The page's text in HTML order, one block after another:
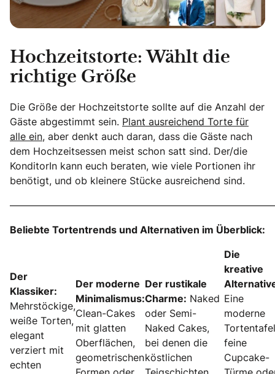
Hochzeitstorte: Wählt die
richtige Größe
Die Größe der Hochzeitstorte sollte auf die Anzahl der
Gäste abgestimmt sein. Plant ausreichend Torte für
alle ein, aber denkt auch daran, dass die Gäste nach
dem Hochzeitsessen meist schon satt sind. Der/die
KonditorIn kann euch beraten, wie viele Portionen ihr
benötigt, und ob kleinere Stücke ausreichend sind.
Beliebte Tortentrends und Alternativen im Überblick:
Der
Klassiker:
Mehrstöckige,
weiße Torten,
elegant
verziert mit
echten
Der moderne
Minimalismus:
Clean-Cakes
mit glatten
Oberflächen,
geometrischen
Der rustikale
Charme: Naked
oder Semi-
Naked Cakes,
bei denen die
köstlichen
Die
kreative
Eine
moderne
feine
Cupcake-